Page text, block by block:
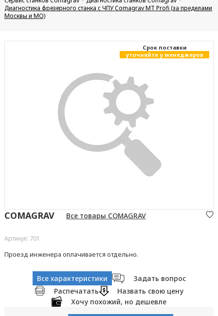
Диагностика фрезерного станка с ЧПУ Comagrav MT Profi (за пределами
Москвы и МО)
Cрок поставки
уточняйте у менеджеров
COMAGRAV Все товары COMAGRAV
Артикул: 701
Проезд инженера оплачивается отдельно.
Все характеристики
Задать вопрос
Распечатать
Назвать свою цену
Хочу похожий, но дешевле